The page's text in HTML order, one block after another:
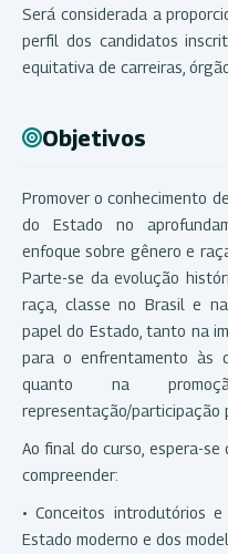
Será considerada a
perfil dos candidatos
equitativa de carreiras,
Objetivos
Promover o conhecimento
do Estado no
enfoque sobre gênero e
Parte-se da evolução
raça, classe no Brasil e
papel do Estado, tanto na
para o enfrentamento às
quanto na
representação/participação
Ao final do curso, espera-
compreender:
• Conceitos introdutórios
Estado moderno e dos